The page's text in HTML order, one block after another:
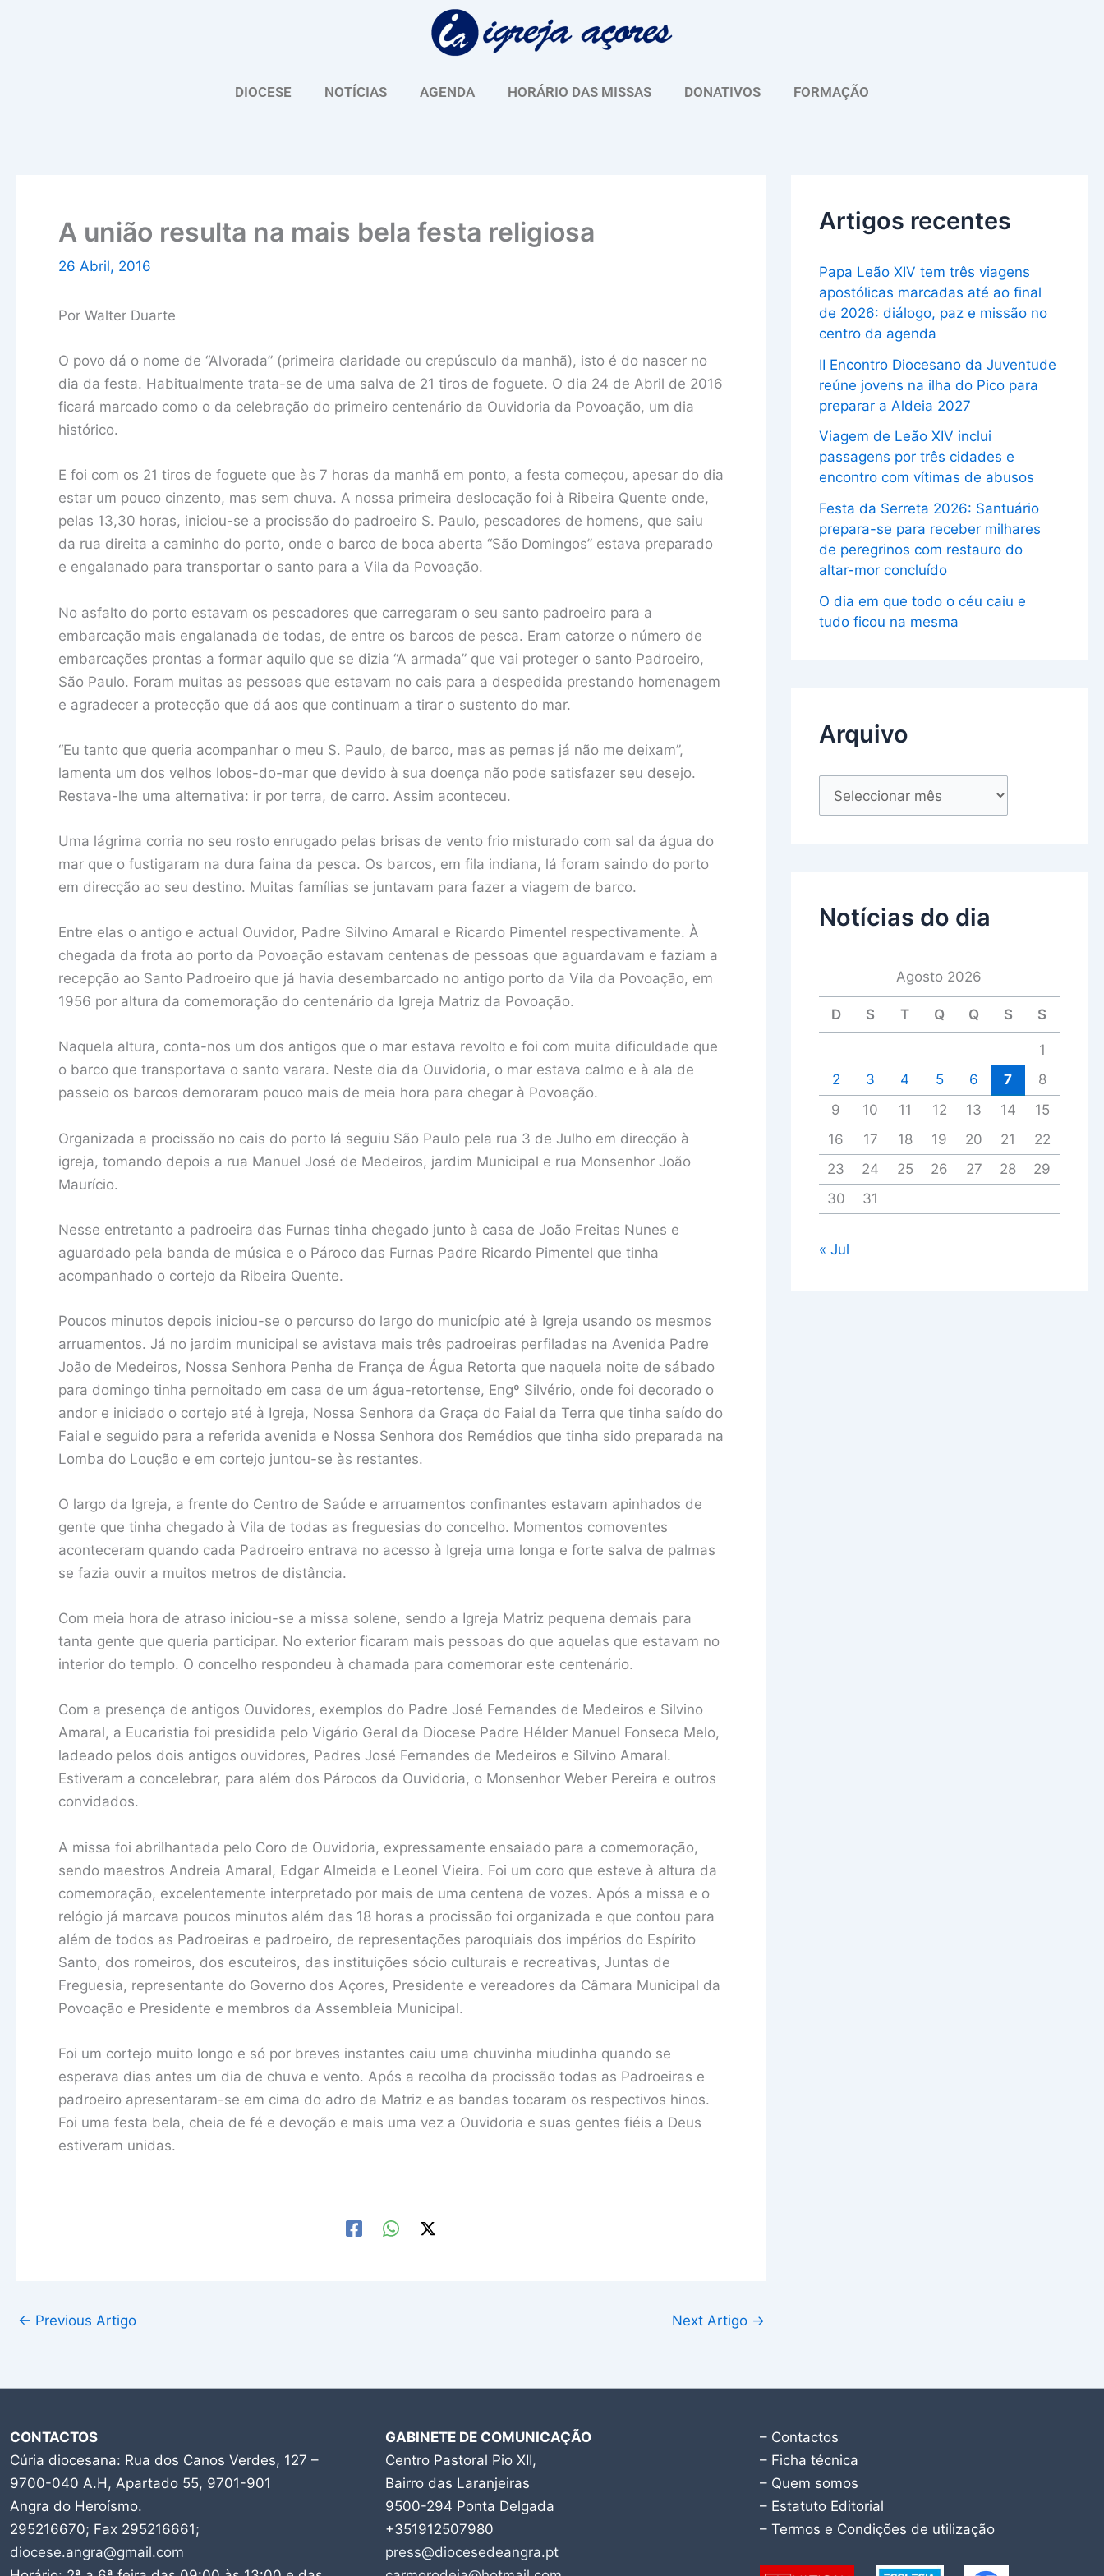
DIOCESE NOTÍCIAS AGENDA HORÁRIO DAS MISSAS DONATIVOS FORMAÇÃO
A união resulta na mais bela festa religiosa
26 Abril, 2016
Por Walter Duarte
O povo dá o nome de “Alvorada” (primeira claridade ou crepúsculo da manhã), isto é do nascer no
dia da festa. Habitualmente trata-se de uma salva de 21 tiros de foguete. O dia 24 de Abril de 2016
ficará marcado como o da celebração do primeiro centenário da Ouvidoria da Povoação, um dia
histórico.
E foi com os 21 tiros de foguete que às 7 horas da manhã em ponto, a festa começou, apesar do dia
estar um pouco cinzento, mas sem chuva. A nossa primeira deslocação foi à Ribeira Quente onde,
pelas 13,30 horas, iniciou-se a procissão do padroeiro S. Paulo, pescadores de homens, que saiu
da rua direita a caminho do porto, onde o barco de boca aberta “São Domingos” estava preparado
e engalanado para transportar o santo para a Vila da Povoação.
No asfalto do porto estavam os pescadores que carregaram o seu santo padroeiro para a
embarcação mais engalanada de todas, de entre os barcos de pesca. Eram catorze o número de
embarcações prontas a formar aquilo que se dizia “A armada” que vai proteger o santo Padroeiro,
São Paulo. Foram muitas as pessoas que estavam no cais para a despedida prestando homenagem
e agradecer a protecção que dá aos que continuam a tirar o sustento do mar.
“Eu tanto que queria acompanhar o meu S. Paulo, de barco, mas as pernas já não me deixam”,
lamenta um dos velhos lobos-do-mar que devido à sua doença não pode satisfazer seu desejo.
Restava-lhe uma alternativa: ir por terra, de carro. Assim aconteceu.
Uma lágrima corria no seu rosto enrugado pelas brisas de vento frio misturado com sal da água do
mar que o fustigaram na dura faina da pesca. Os barcos, em fila indiana, lá foram saindo do porto
em direcção ao seu destino. Muitas famílias se juntavam para fazer a viagem de barco.
Entre elas o antigo e actual Ouvidor, Padre Silvino Amaral e Ricardo Pimentel respectivamente. À
chegada da frota ao porto da Povoação estavam centenas de pessoas que aguardavam e faziam a
recepção ao Santo Padroeiro que já havia desembarcado no antigo porto da Vila da Povoação, em
1956 por altura da comemoração do centenário da Igreja Matriz da Povoação.
Naquela altura, conta-nos um dos antigos que o mar estava revolto e foi com muita dificuldade que
o barco que transportava o santo varara. Neste dia da Ouvidoria, o mar estava calmo e à ala de
passeio os barcos demoraram pouco mais de meia hora para chegar à Povoação.
Organizada a procissão no cais do porto lá seguiu São Paulo pela rua 3 de Julho em direcção à
igreja, tomando depois a rua Manuel José de Medeiros, jardim Municipal e rua Monsenhor João
Maurício.
Nesse entretanto a padroeira das Furnas tinha chegado junto à casa de João Freitas Nunes e
aguardado pela banda de música e o Pároco das Furnas Padre Ricardo Pimentel que tinha
acompanhado o cortejo da Ribeira Quente.
Poucos minutos depois iniciou-se o percurso do largo do município até à Igreja usando os mesmos
arruamentos. Já no jardim municipal se avistava mais três padroeiras perfiladas na Avenida Padre
João de Medeiros, Nossa Senhora Penha de França de Água Retorta que naquela noite de sábado
para domingo tinha pernoitado em casa de um água-retortense, Engº Silvério, onde foi decorado o
andor e iniciado o cortejo até à Igreja, Nossa Senhora da Graça do Faial da Terra que tinha saído do
Faial e seguido para a referida avenida e Nossa Senhora dos Remédios que tinha sido preparada na
Lomba do Loução e em cortejo juntou-se às restantes.
O largo da Igreja, a frente do Centro de Saúde e arruamentos confinantes estavam apinhados de
gente que tinha chegado à Vila de todas as freguesias do concelho. Momentos comoventes
aconteceram quando cada Padroeiro entrava no acesso à Igreja uma longa e forte salva de palmas
se fazia ouvir a muitos metros de distância.
Com meia hora de atraso iniciou-se a missa solene, sendo a Igreja Matriz pequena demais para
tanta gente que queria participar. No exterior ficaram mais pessoas do que aquelas que estavam no
interior do templo. O concelho respondeu à chamada para comemorar este centenário.
Com a presença de antigos Ouvidores, exemplos do Padre José Fernandes de Medeiros e Silvino
Amaral, a Eucaristia foi presidida pelo Vigário Geral da Diocese Padre Hélder Manuel Fonseca Melo,
ladeado pelos dois antigos ouvidores, Padres José Fernandes de Medeiros e Silvino Amaral.
Estiveram a concelebrar, para além dos Párocos da Ouvidoria, o Monsenhor Weber Pereira e outros
convidados.
A missa foi abrilhantada pelo Coro de Ouvidoria, expressamente ensaiado para a comemoração,
sendo maestros Andreia Amaral, Edgar Almeida e Leonel Vieira. Foi um coro que esteve à altura da
comemoração, excelentemente interpretado por mais de uma centena de vozes. Após a missa e o
relógio já marcava poucos minutos além das 18 horas a procissão foi organizada e que contou para
além de todos as Padroeiras e padroeiro, de representações paroquiais dos impérios do Espírito
Santo, dos romeiros, dos escuteiros, das instituições sócio culturais e recreativas, Juntas de
Freguesia, representante do Governo dos Açores, Presidente e vereadores da Câmara Municipal da
Povoação e Presidente e membros da Assembleia Municipal.
Foi um cortejo muito longo e só por breves instantes caiu uma chuvinha miudinha quando se
esperava dias antes um dia de chuva e vento. Após a recolha da procissão todas as Padroeiras e
padroeiro apresentaram-se em cima do adro da Matriz e as bandas tocaram os respectivos hinos.
Foi uma festa bela, cheia de fé e devoção e mais uma vez a Ouvidoria e suas gentes fiéis a Deus
estiveram unidas.
← Previous Artigo Next Artigo →
Artigos recentes
Papa Leão XIV tem três viagens
apostólicas marcadas até ao final
de 2026: diálogo, paz e missão no
centro da agenda
II Encontro Diocesano da Juventude
reúne jovens na ilha do Pico para
preparar a Aldeia 2027
Viagem de Leão XIV inclui
passagens por três cidades e
encontro com vítimas de abusos
Festa da Serreta 2026: Santuário
prepara-se para receber milhares
de peregrinos com restauro do
altar-mor concluído
O dia em que todo o céu caiu e
tudo ficou na mesma
Arquivo
u
Notícias do dia
Agosto 2026
D S T Q Q S S
1
2
3 4 5 6 7
8
9
10 11 12 13 14
15
16
17 18 19 20 21
22
23
24 25 26 27 28
29
30
31
« Jul
CONTACTOS
Cúria diocesana: Rua dos Canos Verdes, 127 –
9700-040 A.H, Apartado 55, 9701-901
Angra do Heroísmo.
295216670; Fax 295216661;
diocese.angra@gmail.com
GABINETE DE COMUNICAÇÃO
Centro Pastoral Pio XII,
Bairro das Laranjeiras
9500-294 Ponta Delgada
+351912507980
press@diocesedeangra.pt
– Contactos
– Ficha técnica
– Quem somos
– Estatuto Editorial
– Termos e Condições de utilização